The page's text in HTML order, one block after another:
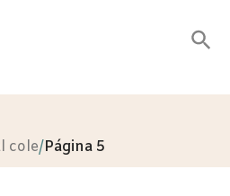
cole/Página 5